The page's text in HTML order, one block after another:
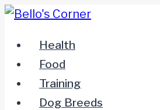
Zum
springenHealth
Food
Training
Dog Breeds